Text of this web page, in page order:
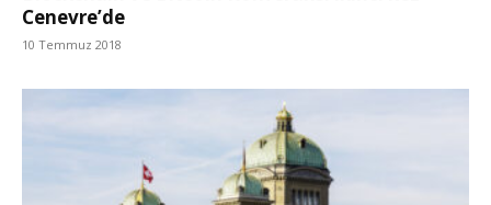
Cenevre’de
10 Temmuz 2018